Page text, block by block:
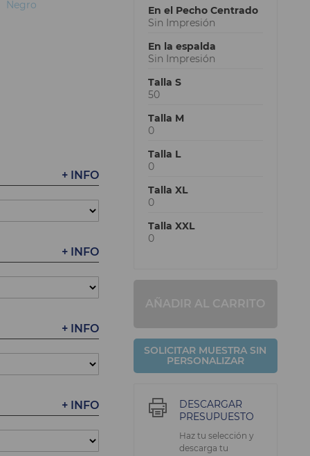
Negro
+ INFO
+ INFO
+ INFO
+ INFO
En el Pecho Centrado
Sin Impresión
En la espalda
Sin Impresión
Talla S
50
Talla M
0
Talla L
0
Talla XL
0
Talla XXL
0
AÑADIR AL CARRITO
SOLICITAR MUESTRA SIN
PERSONALIZAR
DESCARGAR
PRESUPUESTO
Haz tu selección y
descarga tu